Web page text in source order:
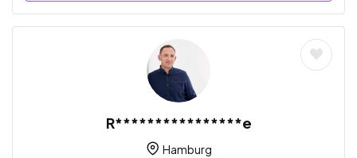
R****************e
Hamburg